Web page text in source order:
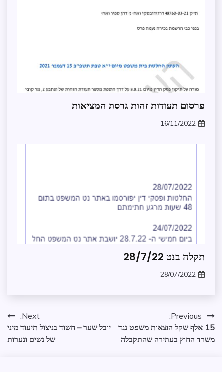
אבטחת
מידע
ממשל
תקין
פרסום תעודות זהות גרסת המציאות
16/11/2022
תקלות
בנט
המשפט
תקלה בנט 28/7/22
28/07/2022
ניווטPrevious:
15 אלף שקל הוצאות משפט נגד
משרד החוץ בעתירה שהתקבלה
Next:
יובל שער – חשוד בניצול תיעוד מיני
של נשים ונערות